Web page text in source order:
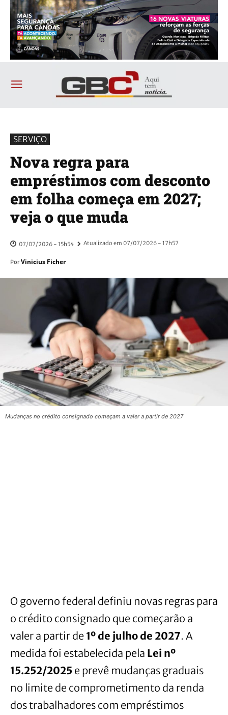
SERVIÇO
Nova regra para
empréstimos com desconto
em folha começa em 2027;
veja o que muda
07/07/2026 - 15h54 Atualizado em 07/07/2026 - 17h57
Por Vinicius Ficher
Mudanças no crédito consignado começam a valer a partir de 2027
O governo federal definiu novas regras para
o crédito consignado que começarão a
valer a partir de 1º de julho de 2027. A
medida foi estabelecida pela Lei nº
15.252/2025 e prevê mudanças graduais
no limite de comprometimento da renda
dos trabalhadores com empréstimos